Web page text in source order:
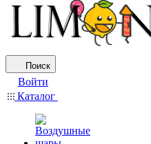
Поиск
Войти
Каталог